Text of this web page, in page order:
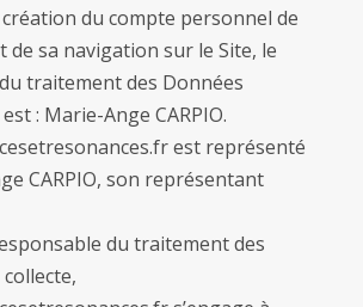
création du compte personnel de
de sa navigation sur le Site, le
traitement des Données
: Marie-Ange CARPIO.
est représenté
CARPIO, son représentant
du traitement des